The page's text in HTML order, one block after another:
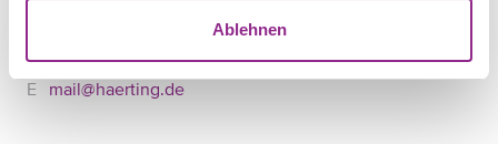
Ablehnen
+49 30 28305744
mail@haerting.de